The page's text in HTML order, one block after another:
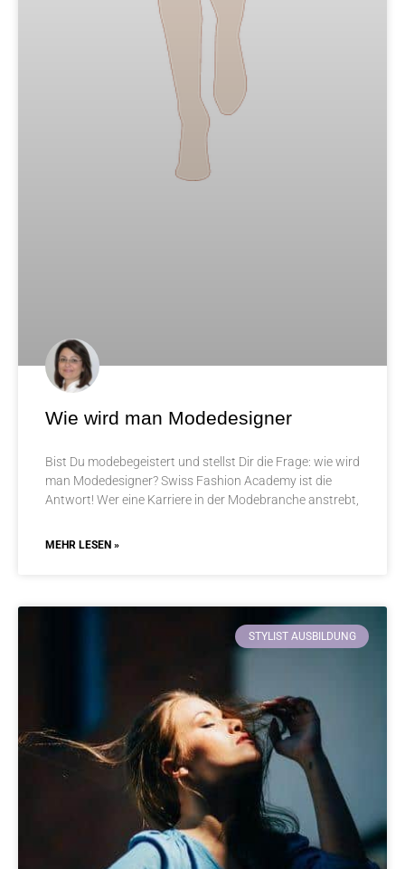
Wie wird man Modedesigner
Bist Du modebegeistert und stellst Dir die Frage: wie wird
man Modedesigner? Swiss Fashion Academy ist die
Antwort! Wer eine Karriere in der Modebranche anstrebt,
MEHR LESEN »
STYLIST AUSBILDUNG